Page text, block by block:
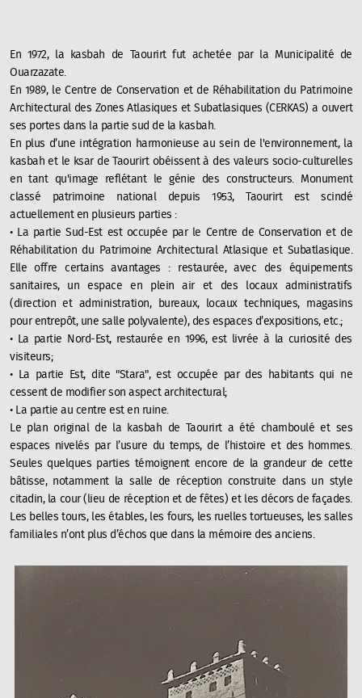
En 1972, la kasbah de Taourirt fut achetée par la Municipalité de
Ouarzazate.
En 1989, le Centre de Conservation et de Réhabilitation du Patrimoine
Architectural des Zones Atlasiques et Subatlasiques (CERKAS) a ouvert
ses portes dans la partie sud de la kasbah.
En plus d’une intégration harmonieuse au sein de l'environnement, la
kasbah et le ksar de Taourirt obéissent à des valeurs socio-culturelles
en tant qu'image reflétant le génie des constructeurs. Monument
classé patrimoine national depuis 1953, Taourirt est scindé
actuellement en plusieurs parties :
• La partie Sud-Est est occupée par le Centre de Conservation et de
Réhabilitation du Patrimoine Architectural Atlasique et Subatlasique.
Elle offre certains avantages : restaurée, avec des équipements
sanitaires, un espace en plein air et des locaux administratifs
(direction et administration, bureaux, locaux techniques, magasins
pour entrepôt, une salle polyvalente), des espaces d’expositions, etc.;
• La partie Nord-Est, restaurée en 1996, est livrée à la curiosité des
visiteurs;
• La partie Est, dite "Stara", est occupée par des habitants qui ne
cessent de modifier son aspect architectural;
• La partie au centre est en ruine.
Le plan original de la kasbah de Taourirt a été chamboulé et ses
espaces nivelés par l’usure du temps, de l’histoire et des hommes.
Seules quelques parties témoignent encore de la grandeur de cette
bâtisse, notamment la salle de réception construite dans un style
citadin, la cour (lieu de réception et de fêtes) et les décors de façades.
Les belles tours, les étables, les fours, les ruelles tortueuses, les salles
familiales n’ont plus d’échos que dans la mémoire des anciens.